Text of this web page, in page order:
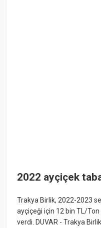
2022 ayçiçek
Trakya Birlik, 2022-2023
ayçiçeği için 12 bin TL/Ton
verdi. DUVAR - Trakya